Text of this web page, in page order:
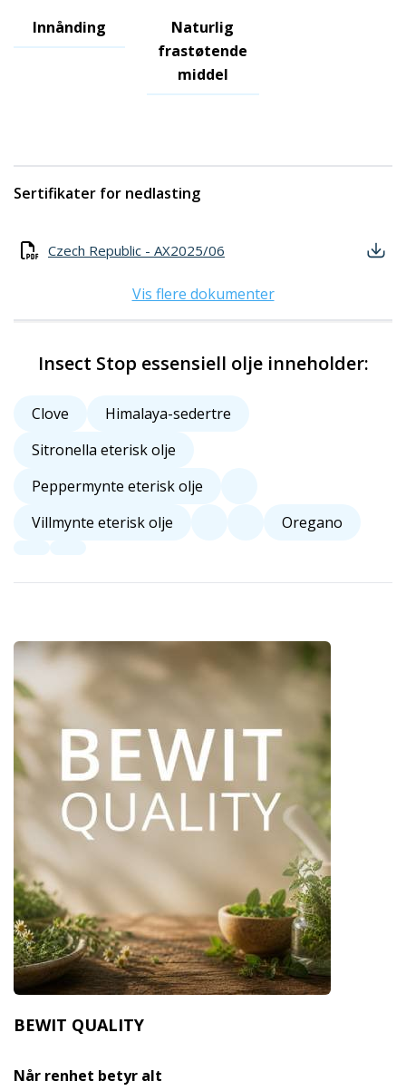
Innånding
Naturlig
frastøtende
middel
Sertifikater for nedlasting
Czech Republic - AX2025/06
Vis flere dokumenter
Insect Stop essensiell olje inneholder:
Clove
Himalaya-sedertre
Sitronella eterisk olje
Peppermynte eterisk olje
Villmynte eterisk olje
Oregano
BEWIT QUALITY
Når renhet betyr alt